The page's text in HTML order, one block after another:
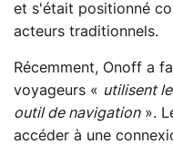
et s'était positionné
acteurs traditionnels.
Récemment, Onoff a
voyageurs « utilisent
outil de navigation».
accéder à une